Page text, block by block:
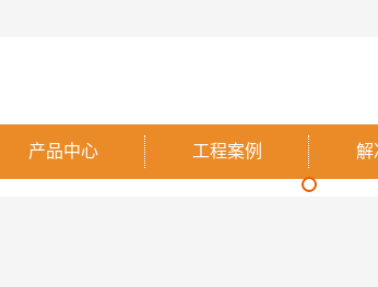
产品中心 工程案例 解